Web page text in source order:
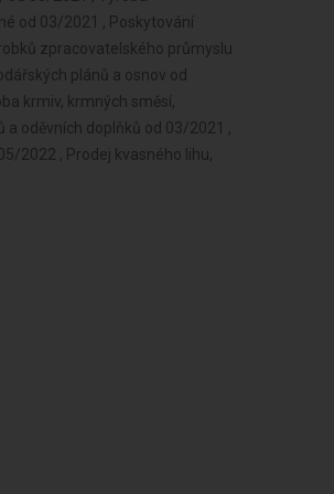
od 03/2021 , Poskytování
zpracovatelského průmyslu
plánů a osnov od
krmiv, krmných směsí,
a oděvních doplňků od 03/2021 ,
2022 , Prodej kvasného lihu,